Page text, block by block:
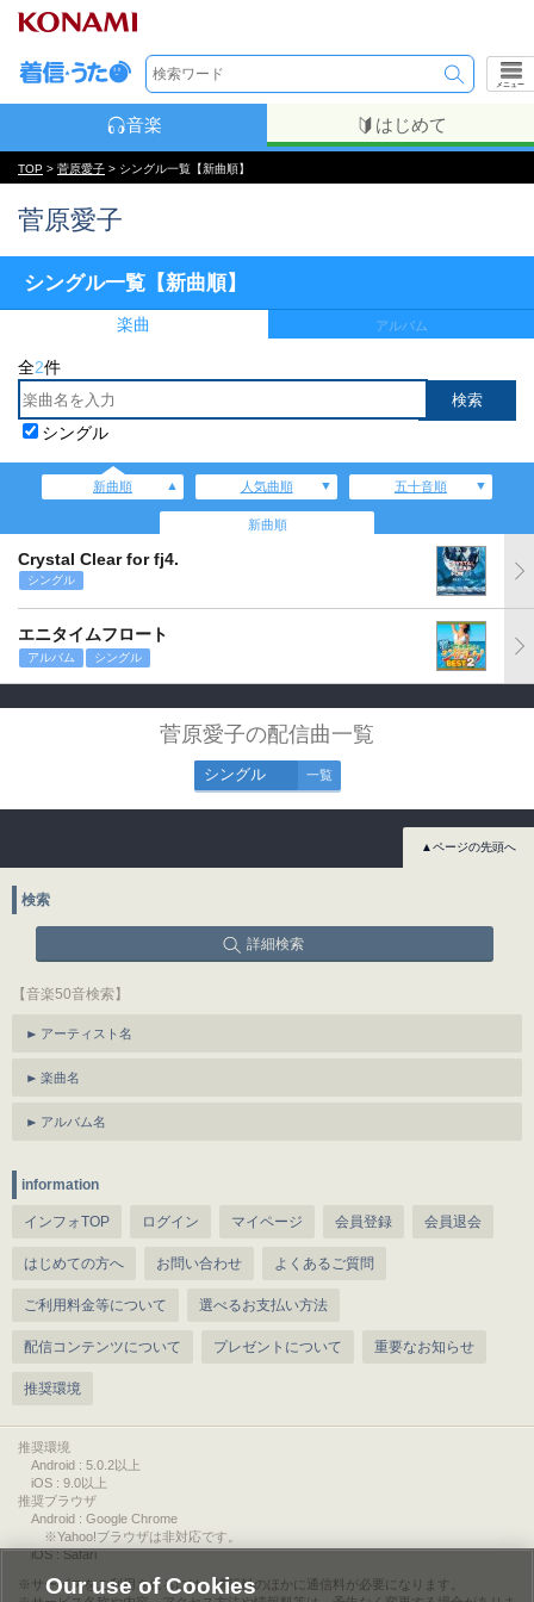
メニュー
音楽 はじめて
TOP > 菅原愛子 > シングル一覧【新曲順】
菅原愛子
シングル一覧【新曲順】
楽曲 アルバム
全2件
シングル
新曲順 人気曲順 五十音順
新曲順
Crystal Clear for fj4.
シングル
エニタイムフロート
アルバム シングル
菅原愛子の配信曲一覧
シングル 一覧
▲ページの先頭へ
検索
詳細検索
【音楽50音検索】
アーティスト名
楽曲名
アルバム名
information
インフォTOP ログイン マイページ 会員登録 会員退会
はじめての方へ お問い合わせ よくあるご質問
ご利用料金等について 選べるお支払い方法
配信コンテンツについて プレゼントについて 重要なお知らせ
推奨環境
推奨環境
Android : 5.0.2以上
iOS : 9.0以上
推奨ブラウザ
Android : Google Chrome
※Yahoo!ブラウザは非対応です。
iOS : Safari
サービスをご利用されるには、情報料のほかに通信料が必要になります。
Our use of Cookies